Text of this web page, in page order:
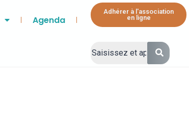
Agenda
Adhérer à l'association
en ligne
Signaler l’annonce